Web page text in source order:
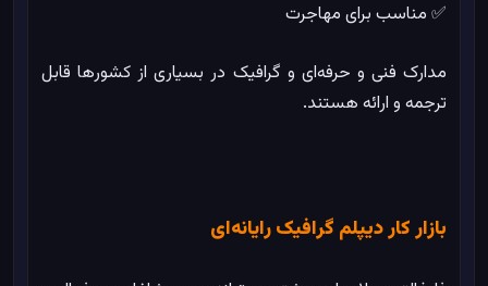
✅ مناسب برای مهاجرت
مدارک فنی و حرفه‌ای و گرافیک در بسیاری از کشورها قابل
ترجمه و ارائه هستند.
بازار کار دیپلم گرافیک رایانه‌ای